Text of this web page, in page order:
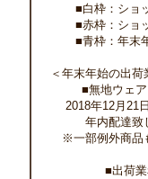
■白枠：ショ
■赤枠：ショ
■青枠：年末
＜年末年始の出荷
■無地ウェ
2018年12月21
年内配達致
※一部例外商品
■出荷